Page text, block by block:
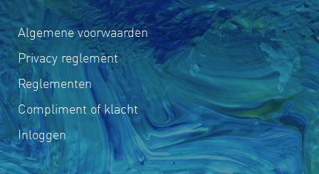
Algemene voorwaarden
Privacy reglement
Reglementen
Compliment of klacht
Inloggen